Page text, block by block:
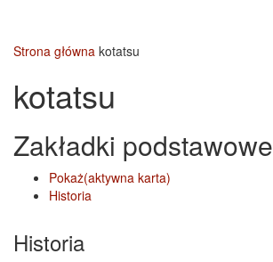
Strona główna kotatsu
kotatsu
Zakładki podstawowe
Pokaż(aktywna karta)
Historia
Historia